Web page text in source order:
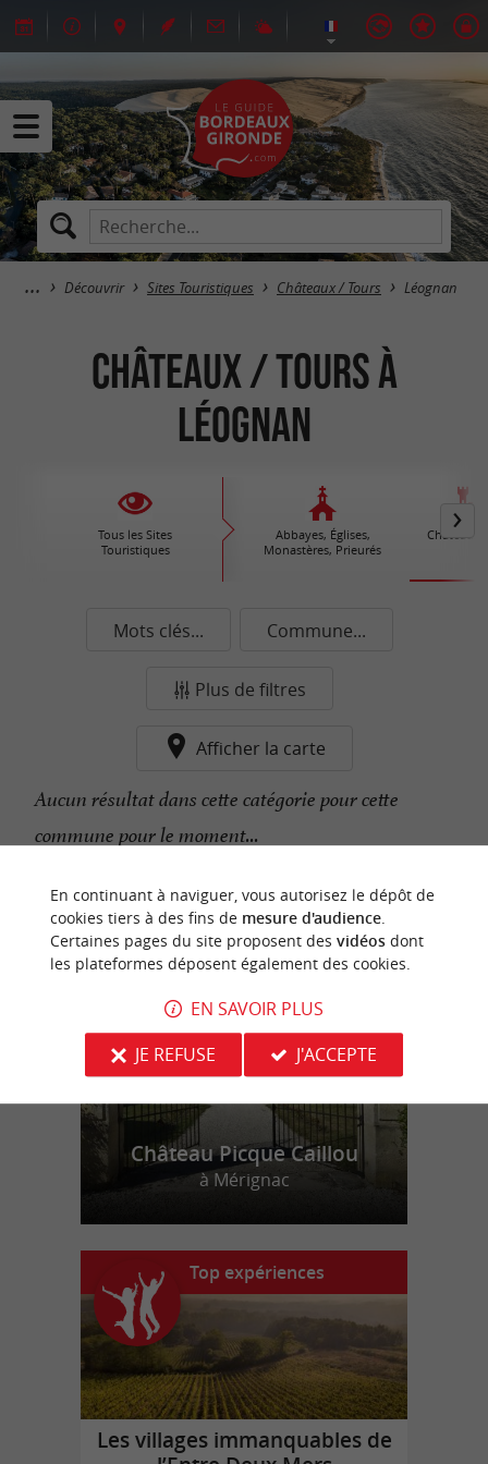
Découvrir Sites Touristiques Châteaux / Tours Léognan
Châteaux / Tours à
Léognan
Tous les Sites
Touristiques
Abbayes, Églises,
Monastères, Prieurés
Châteaux
Mots clés... Commune...
Plus de filtres
Afficher la carte
Aucun résultat dans cette catégorie pour cette
commune pour le moment...
n
o
t
r
e
c
o
u
p
d
e
c
o
e
u
r
Château Picque Caillou
à Mérignac
Top expériences
Les villages immanquables de
En continuant à naviguer, vous autorisez le dépôt de
cookies tiers à des fins de mesure d'audience.
Certaines pages du site proposent des vidéosdont
les plateformes déposent également des cookies.
EN SAVOIR PLUS
JE REFUSE
J'ACCEPTE